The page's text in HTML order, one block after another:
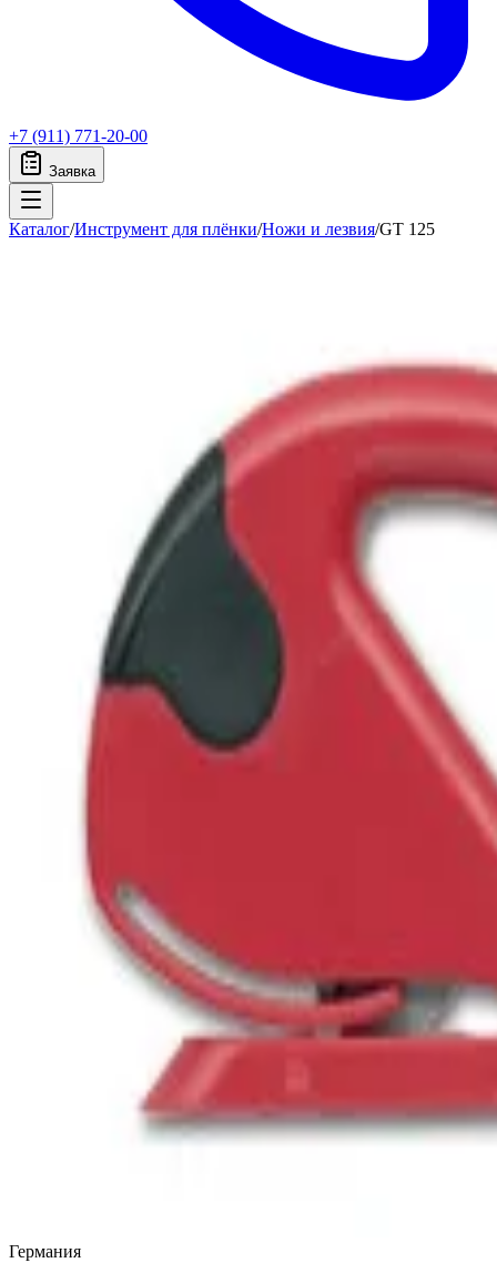
+7 (911) 771-20-00
Заявка
Каталог/Инструмент для плёнки/Ножи и лезвия/GT 125
Германия